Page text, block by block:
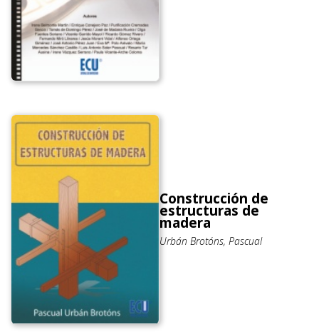
Construcción de
estructuras de
madera
Urbán Brotóns, Pascual